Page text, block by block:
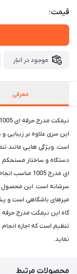
قیمت:
موجود در انبار
معرفی
این سری علاوه بر زیبایی
است. ویژگی هایی مانند
دستگاه و ساختار
ای مدرج 1005
سرشانه است. این محصول
میزهای باشگاهی است و
گاه این نیمکت مدرج حرفه
تنظیم است که اجازه
نماید.
محصولات مرتبط